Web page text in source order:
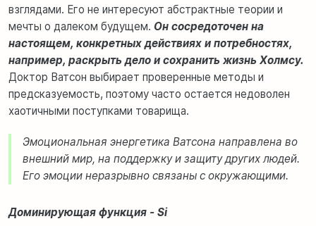
взглядами. Его не интересуют абстрактные теории и
мечты о далеком будущем. Он сосредоточен на
настоящем, конкретных действиях и потребностях,
например, раскрыть дело и сохранить жизнь Холмсу.
Доктор Ватсон выбирает проверенные методы и
предсказуемость, поэтому часто остается недоволен
хаотичными поступками товарища.
Эмоциональная энергетика Ватсона направлена во
внешний мир, на поддержку и защиту других людей.
Его эмоции неразрывно связаны с окружающими.
Доминирующая функция - Si